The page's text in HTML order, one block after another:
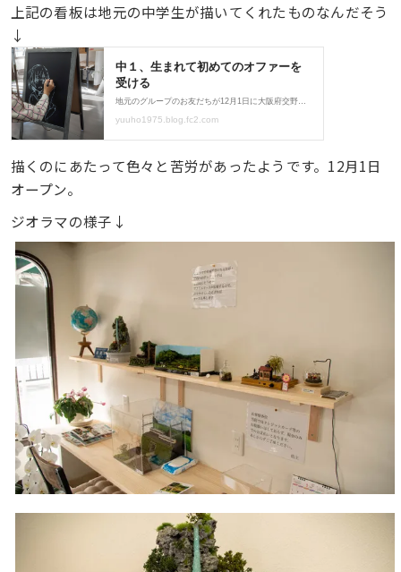
上記の看板は地元の中学生が描いてくれたものなんだそう
↓
描くのにあたって色々と苦労があったようです。12月1日
オープン。
ジオラマの様子↓